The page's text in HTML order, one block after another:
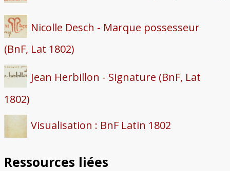
Nicolle Desch - Marque possesseur
(BnF, Lat 1802)
Jean Herbillon - Signature (BnF, Lat
1802)
Visualisation : BnF Latin 1802
Ressources liées